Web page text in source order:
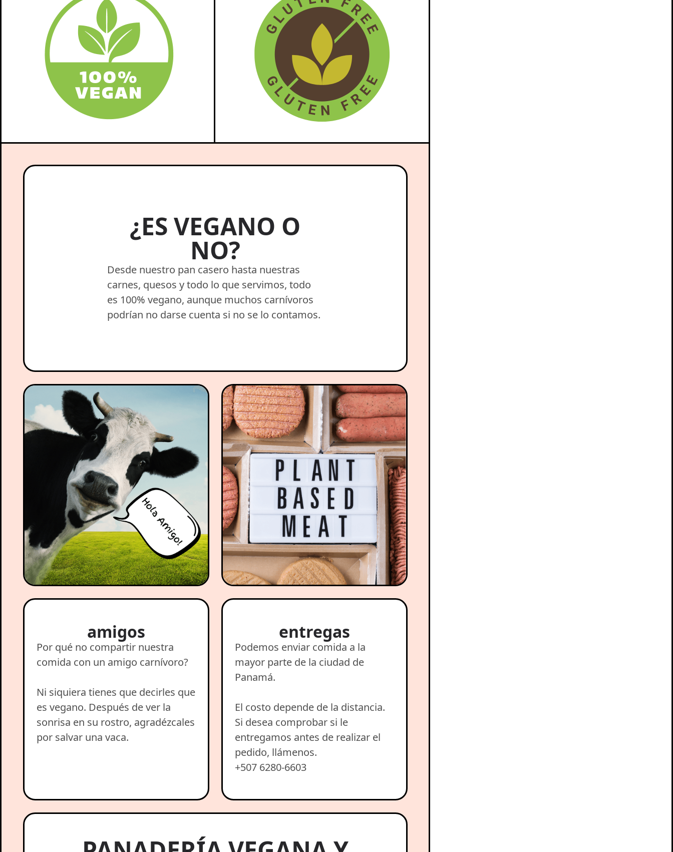
¿ES VEGANO O
NO?
Desde nuestro pan casero hasta nuestras
carnes, quesos y todo lo que servimos, todo
es 100% vegano, aunque muchos carnívoros
podrían no darse cuenta si no se lo contamos.
amigos
Por qué no compartir nuestra
comida con un amigo carnívoro?
Ni siquiera tienes que decirles que
es vegano. Después de ver la
sonrisa en su rostro, agradézcales
por salvar una vaca.
entregas
Podemos enviar comida a la
mayor parte de la ciudad de
Panamá.
El costo depende de la distancia.
Si desea comprobar si le
entregamos antes de realizar el
pedido, llámenos.
+507 6280-6603